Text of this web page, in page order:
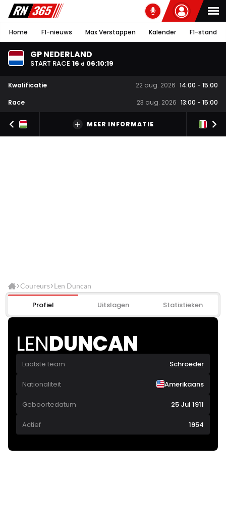
Home F1-nieuws Max Verstappen Kalender F1-stand
GP NEDERLAND
START RACE 16 d 06:10:19
Kwalificatie 22 aug. 2026 14:00 - 15:00
Race
23 aug. 2026 13:00 - 15:00
MEER INFORMATIE
Coureurs Len Duncan
Profiel Uitslagen Statistieken
LENDUNCAN
Laatste team Schroeder
Nationaliteit Amerikaans
Geboortedatum 25 Jul 1911
Actief 1954